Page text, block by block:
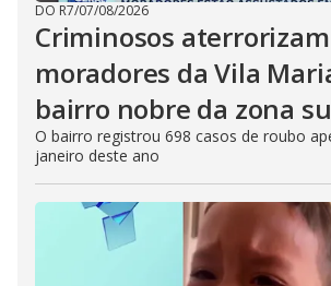
DO R7/07/08/2026
Criminosos aterrorizam
moradores da Vila
bairro nobre da zona
O bairro registrou 698 casos de roubo
janeiro deste ano